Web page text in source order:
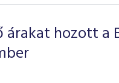
árakat hozott a